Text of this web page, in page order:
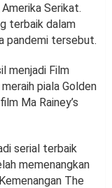
Serikat.
terbaik dalam
pandemi tersebut.
menjadi Film
piala Golden
Ma Rainey’s
serial terbaik
memenangkan
The